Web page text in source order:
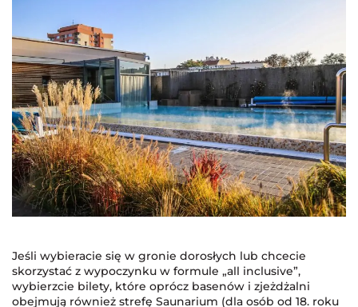
Jeśli wybieracie się w gronie dorosłych lub chcecie
skorzystać z wypoczynku w formule „all inclusive”,
wybierzcie bilety, które oprócz basenów i zjeżdżalni
obejmują również strefę Saunarium (dla osób od 18. roku